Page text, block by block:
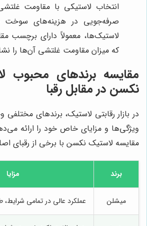
انتخاب لاستیکی با مقاومت
صرفه‌جویی در هزینه‌های
لاستیک‌ها، معمولاً دارای برچسب
که میزان مقاومت غلتشی آن‌ها را
مقایسه برندهای محبوب
نکسن در مقابل رقبا
در بازار رقابتی لاستیک، برندهای مختلفی
ویژگی‌ها و مزایای خاص خود را ارائه
مقایسه لاستیک نکسن با برخی از رقبای
برند مزایا
میشلن عملکرد عالی در تمامی شرایط،